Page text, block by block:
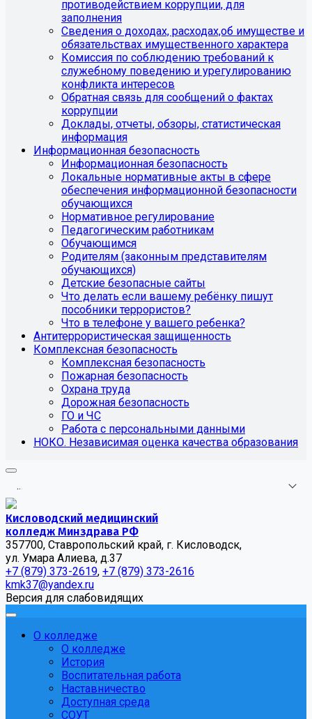
противодействием коррупции, для
заполнения
Сведения о доходах, расходах,об имуществе и
обязательствах имущественного характера
Комиссия по соблюдению требований к
служебному поведению и урегулированию
конфликта интересов
Обратная связь для сообщений о фактах
коррупции
Доклады, отчеты, обзоры, статистическая
информация
Информационная безопасность
Информационная безопасность
Локальные нормативные акты в сфере
обеспечения информационной безопасности
обучающихся
Нормативное регулирование
Педагогическим работникам
Обучающимся
Родителям (законным представителям
обучающихся)
Детские безопасные сайты
Что делать если вашему ребёнку пишут
пособники террористов?
Что в телефоне у вашего ребенка?
Антитеррористическая защищенность
Комплексная безопасность
Комплексная безопасность
Пожарная безопасность
Охрана труда
Дорожная безопасность
ГО и ЧС
Работа с персональными данными
НОКО. Независимая оценка качества образования
...
Кисловодский медицинский
колледж Минздрава РФ
357700, Ставропольский край, г. Кисловодск,
ул. Умара Алиева, д.37
+7 (879) 373-2619, +7 (879) 373-2616
kmk37@yandex.ru
Версия для слабовидящих
О колледже
О колледже
История
Воспитательная работа
Наставничество
Доступная среда
СОУТ